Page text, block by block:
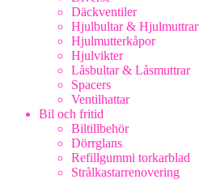
Däckventiler
Hjulbultar & Hjulmuttrar
Hjulmutterkåpor
Hjulvikter
Låsbultar & Låsmuttrar
Spacers
Ventilhattar
Bil och fritid
Biltillbehör
Dörrglans
Refillgummi torkarblad
Strålkastarrenovering